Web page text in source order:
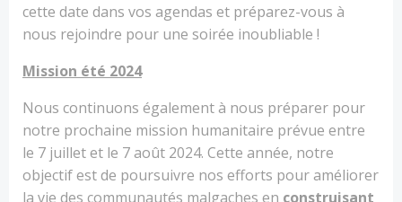
cette date dans vos agendas et préparez-vous à
nous rejoindre pour une soirée inoubliable !
Mission été 2024
Nous continuons également à nous préparer pour
notre prochaine mission humanitaire prévue entre
le 7 juillet et le 7 août 2024. Cette année, notre
objectif est de poursuivre nos efforts pour améliorer
la vie des communautés malgaches en construisant